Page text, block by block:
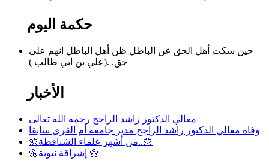
حكمة اليوم
حين سكت أهل الحق عن الباطل ظن أهل الباطل انهم على
حق. .(علي بن ابي طالب )
الأخبار
معالي الدكتور راشد الراجح رحمه الله تعالى
وفاة معالي الدكتور راشد الراجح مدير جامعة أم القرى سابقا
🌼من أشهر علماء الشناقطة..🌼
🌼إشراقة نبوية 🌼